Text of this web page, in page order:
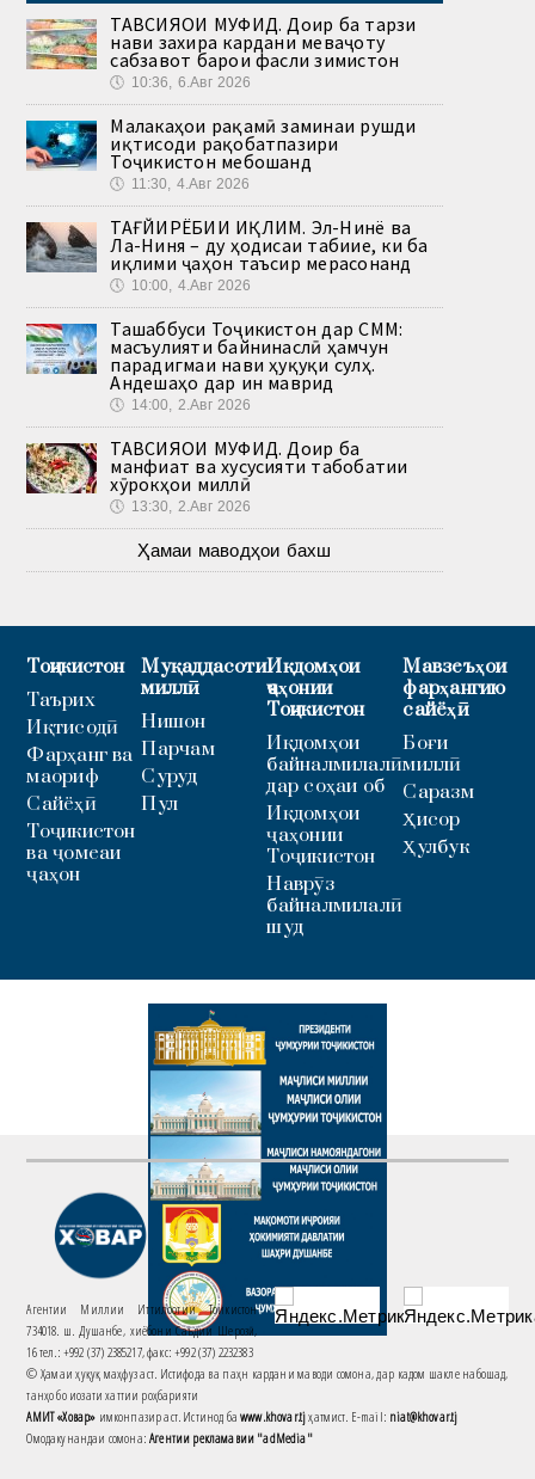
ТАВСИЯҲОИ МУФИД. Доир ба тарзи
нави захира кардани меваҷоту
сабзавот барои фасли зимистон
🕔 10:36, 6.Авг 2026
Малакаҳои рақамӣ заминаи рушди
иқтисоди рақобатпазири
Тоҷикистон мебошанд
🕔 11:30, 4.Авг 2026
ТАҒЙИРЁБИИ ИҚЛИМ. Эл-Нинё ва
Ла-Ниня – ду ҳодисаи табиие, ки ба
иқлими ҷаҳон таъсир мерасонанд
🕔 10:00, 4.Авг 2026
Ташаббуси Тоҷикистон дар СММ:
масъулияти байнинаслӣ ҳамчун
парадигмаи нави ҳуқуқи сулҳ.
Андешаҳо дар ин маврид
🕔 14:00, 2.Авг 2026
ТАВСИЯҲОИ МУФИД. Доир ба
манфиат ва хусусияти табобатии
хӯрокҳои миллӣ
🕔 13:30, 2.Авг 2026
Ҳамаи маводҳои бахш
Тоҷикистон
Таърих
Иқтисодӣ
Фарҳанг ва
маориф
Сайёҳӣ
Тоҷикистон
ва ҷомеаи
ҷаҳон
Муқаддасоти
миллӣ
Нишон
Парчам
Суруд
Пул
Иқдомҳои
ҷаҳонии
Тоҷикистон
Иқдомҳои
байналмилалӣ
дар соҳаи об
Иқдомҳои
ҷаҳонии
Тоҷикистон
Наврӯз
байналмилалӣ
шуд
Мавзеъҳои
фарҳангию
сайёҳӣ
Боғи
миллӣ
Саразм
Ҳисор
Ҳулбук
Агентии Миллии Иттилоотии Тоҷикистон
734018. ш. Душанбе, хиёбони Саъдии Шерозӣ,
16 тел.: +992 (37) 2385217, факс: +992 (37) 2232383
© Ҳамаи ҳуқуқ маҳфуз аст. Истифода ва паҳн кардани маводи сомона, дар кадом шакле набошад,
танҳо бо иҷозати хаттии роҳбарияти
АМИТ «Ховар» имконпазир аст. Истинод баwww.khovar.tjҳатмист. E-mail: niat@khovar.tj
Омодакунандаи сомона:Агентии рекламавии "adMedia"